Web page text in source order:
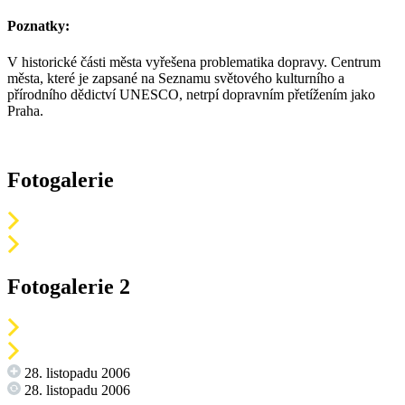
Poznatky:
V historické části města vyřešena problematika dopravy. Centrum
města, které je zapsané na Seznamu světového kulturního a
přírodního dědictví UNESCO, netrpí dopravním přetížením jako
Praha.
Fotogalerie
Fotogalerie 2
28. listopadu 2006
28. listopadu 2006